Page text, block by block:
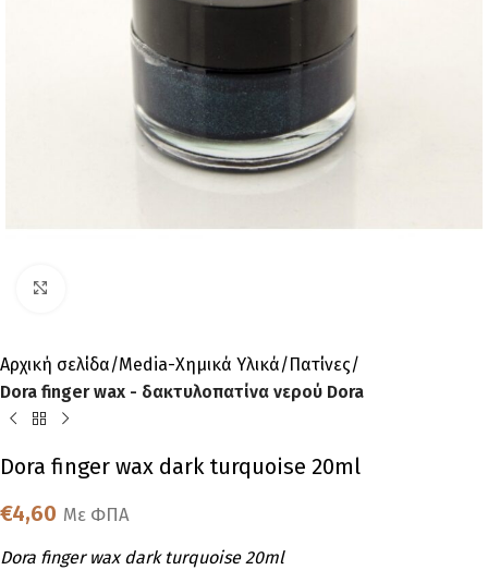
Αρχική σελίδα Media-Χημικά Υλικά
Πατίνες
Dora finger wax - δακτυλοπατίνα νερού Dora
Dora finger wax dark turquoise 20ml
€4,60 Με ΦΠΑ
Dora finger wax dark turquoise 20ml